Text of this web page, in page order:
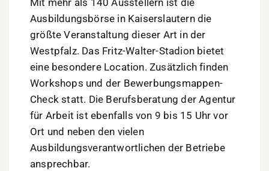
Mit mehr als 140 Ausstellern ist die
Ausbildungsbörse in Kaiserslautern die
größte Veranstaltung dieser Art in der
Westpfalz. Das Fritz-Walter-Stadion bietet
eine besondere Location. Zusätzlich finden
Workshops und der Bewerbungsmappen-
Check statt. Die Berufsberatung der Agentur
für Arbeit ist ebenfalls von 9 bis 15 Uhr vor
Ort und neben den vielen
Ausbildungsverantwortlichen der Betriebe
ansprechbar.